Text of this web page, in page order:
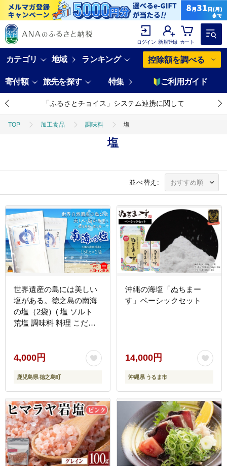
ログイン 新規登録 カート
カテゴリ 地域 ランキング 控除額を調べる
寄付額 旅先を探す 特集 ご利用ガイド
「ふるさとチョイス」システム連携に関して
TOP 加工食品 調味料 塩
塩
並べ替え:
世界遺産の島には美しい
塩がある。徳之島の南海
の塩（2袋）( 塩 ソルト
荒塩 調味料 料理 こだわ
パックライト 受け取り簡
単 ポスト投函 南の島 徳
之島 奄美 鹿児島 世界自
然遺産 美味しい )
4,000円
鹿児島県 徳之島町
沖縄の海塩「ぬちまー
す」ベーシックセット
14,000円
沖縄県 うるま市